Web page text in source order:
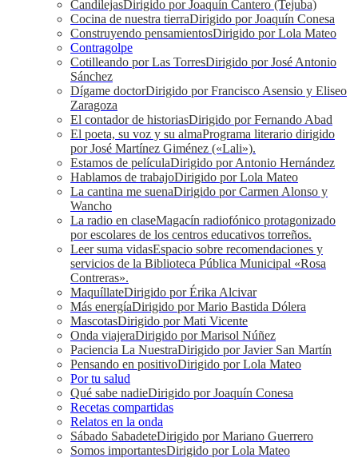
CandilejasDirigido por Joaquín Cantero (Tejuba)
Cocina de nuestra tierraDirigido por Joaquín Conesa
Construyendo pensamientosDirigido por Lola Mateo
Contragolpe
Cotilleando por Las TorresDirigido por José Antonio
Sánchez
Dígame doctorDirigido por Francisco Asensio y Eliseo
Zaragoza
El contador de historiasDirigido por Fernando Abad
El poeta, su voz y su almaPrograma literario dirigido
por José Martínez Giménez («Lali»).
Estamos de películaDirigido por Antonio Hernández
Hablamos de trabajoDirigido por Lola Mateo
La cantina me suenaDirigido por Carmen Alonso y
Wancho
La radio en claseMagacín radiofónico protagonizado
por escolares de los centros educativos torreños.
Leer suma vidasEspacio sobre recomendaciones y
servicios de la Biblioteca Pública Municipal «Rosa
Contreras».
MaquíllateDirigido por Érika Alcivar
Más energíaDirigido por Mario Bastida Dólera
MascotasDirigido por Mati Vicente
Onda viajeraDirigido por Marisol Núñez
Paciencia La NuestraDirigido por Javier San Martín
Pensando en positivoDirigido por Lola Mateo
Por tu salud
Qué sabe nadieDirigido por Joaquín Conesa
Recetas compartidas
Relatos en la onda
Sábado SabadeteDirigido por Mariano Guerrero
Somos importantesDirigido por Lola Mateo